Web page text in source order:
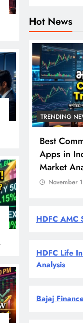
Hot News
TRENDING
Best
Apps in
Market
November
HDFC AMC
HDFC Life
Analysis
Bajaj